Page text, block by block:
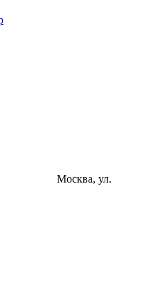
Москва, ул.